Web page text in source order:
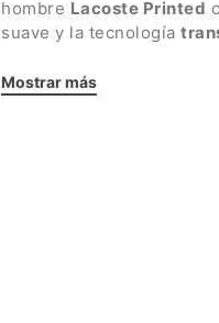
hombre Lacoste Printed
suave y la tecnología
Detalles:
Mostrar más